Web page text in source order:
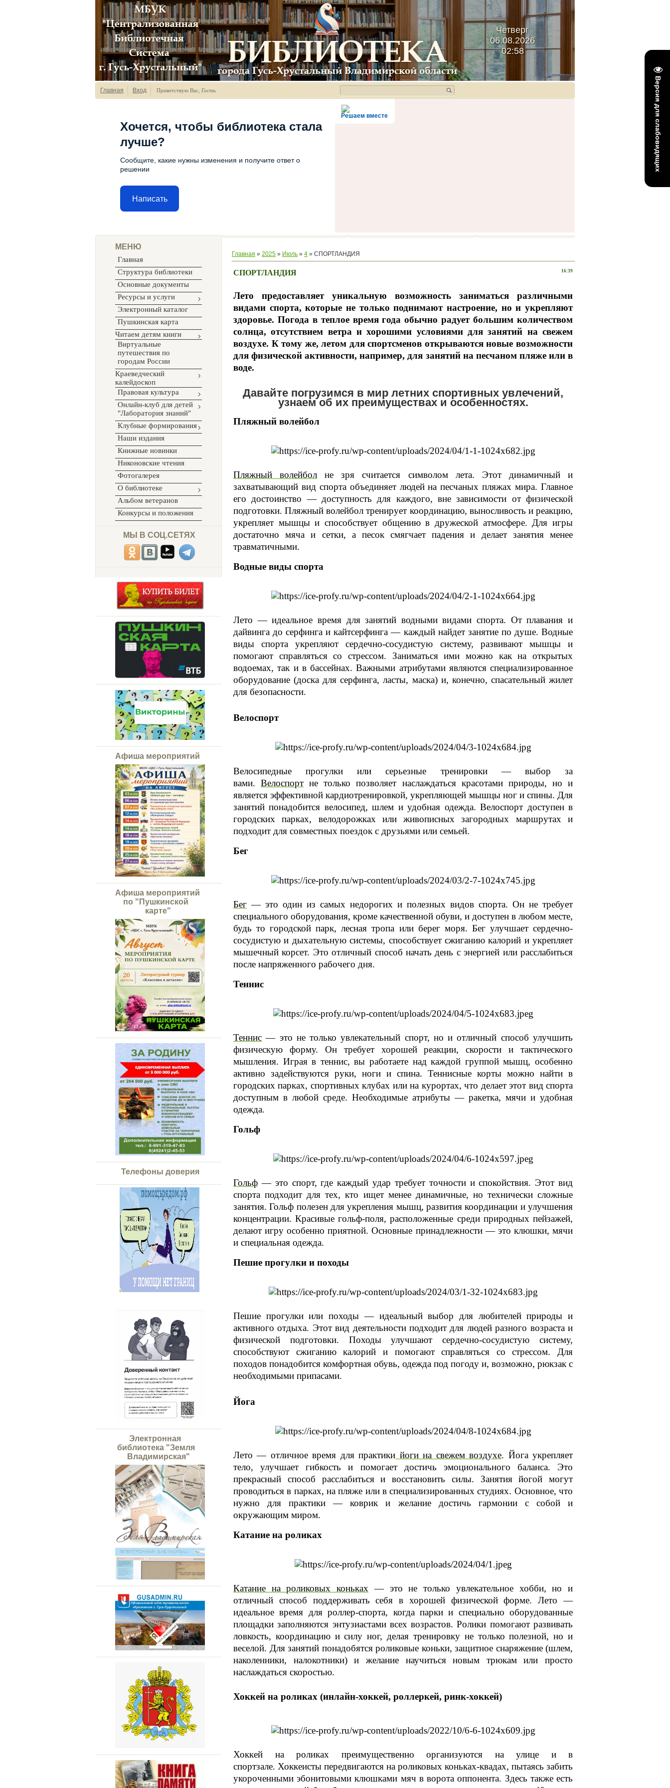
Версия для слабовидящих
Четверг
06.08.2026
02:58
Главная Вход Приветствую Вас Гость
Решаем вместе
Хочется, чтобы библиотека стала
лучше?
Сообщите, какие нужны изменения и получите ответ о
решении
Написать
МЕНЮ
Главная
Структура библиотеки
Основные документы
Ресурсы и услуги
Электронный каталог
Пушкинская карта
Читаем детям книги
Виртуальные
путешествия по
городам России
Краеведческий
калейдоскоп
Правовая культура
Онлайн-клуб для детей
"Лаборатория знаний"
Клубные формирования
Наши издания
Книжные новинки
Никоновские чтения
Фотогалерея
О библиотеке
Альбом ветеранов
Конкурсы и положения
МЫ В СОЦ.СЕТЯХ
Афиша мероприятий
Афиша мероприятий
по "Пушкинской
карте"
Телефоны доверия
Электронная
библиотека "Земля
Владимирская"
Главная » 2025 » Июль » 4 » СПОРТЛАНДИЯ
16:39
СПОРТЛАНДИЯ
Лето предоставляет уникальную возможность заниматься различными
видами спорта, которые не только поднимают настроение, но и укрепляют
здоровье. Погода в теплое время года обычно радует большим количеством
солнца, отсутствием ветра и хорошими условиями для занятий на свежем
воздухе. К тому же, летом для спортсменов открываются новые возможности
для физической активности, например, для занятий на песчаном пляже или в
воде.
Давайте погрузимся в мир летних спортивных увлечений,
узнаем об их преимуществах и особенностях.
Пляжный волейбол
Пляжный волейбол не зря считается символом лета. Этот динамичный и
захватывающий вид спорта объединяет людей на песчаных пляжах мира. Главное
его достоинство — доступность для каждого, вне зависимости от физической
подготовки. Пляжный волейбол тренирует координацию, выносливость и реакцию,
укрепляет мышцы и способствует общению в дружеской атмосфере. Для игры
достаточно мяча и сетки, а песок смягчает падения и делает занятия менее
травматичными.
Водные виды спорта
Лето — идеальное время для занятий водными видами спорта. От плавания и
дайвинга до серфинга и кайтсерфинга — каждый найдет занятие по душе. Водные
виды спорта укрепляют сердечно-сосудистую систему, развивают мышцы и
помогают справляться со стрессом. Заниматься ими можно как на открытых
водоемах, так и в бассейнах. Важными атрибутами являются специализированное
оборудование (доска для серфинга, ласты, маска) и, конечно, спасательный жилет
для безопасности.
Велоспорт
Велосипедные прогулки или серьезные тренировки — выбор за
вами.Велоспорт не только позволяет наслаждаться красотами природы, но и
является эффективной кардиотренировкой, укрепляющей мышцы ног и спины. Для
занятий понадобится велосипед, шлем и удобная одежда. Велоспорт доступен в
городских парках, велодорожках или живописных загородных маршрутах и
подходит для совместных поездок с друзьями или семьей.
Бег
Бег — это один из самых недорогих и полезных видов спорта. Он не требует
специального оборудования, кроме качественной обуви, и доступен в любом месте,
будь то городской парк, лесная тропа или берег моря. Бег улучшает сердечно-
сосудистую и дыхательную системы, способствует сжиганию калорий и укрепляет
мышечный корсет. Это отличный способ начать день с энергией или расслабиться
после напряженного рабочего дня.
Теннис
Теннис — это не только увлекательный спорт, но и отличный способ улучшить
физическую форму. Он требует хорошей реакции, скорости и тактического
мышления. Играя в теннис, вы работаете над каждой группой мышц, особенно
активно задействуются руки, ноги и спина. Теннисные корты можно найти в
городских парках, спортивных клубах или на курортах, что делает этот вид спорта
доступным в любой среде. Необходимые атрибуты — ракетка, мячи и удобная
одежда.
Гольф
Гольф — это спорт, где каждый удар требует точности и спокойствия. Этот вид
спорта подходит для тех, кто ищет менее динамичные, но технически сложные
занятия. Гольф полезен для укрепления мышц, развития координации и улучшения
концентрации. Красивые гольф-поля, расположенные среди природных пейзажей,
делают игру особенно приятной. Основные принадлежности — это клюшки, мячи
и специальная одежда.
Пешие прогулки и походы
Пешие прогулки или походы — идеальный выбор для любителей природы и
активного отдыха. Этот вид деятельности подходит для людей разного возраста и
физической подготовки. Походы улучшают сердечно-сосудистую систему,
способствуют сжиганию калорий и помогают справляться со стрессом. Для
походов понадобится комфортная обувь, одежда под погоду и, возможно, рюкзак с
необходимыми припасами.
Йога
Лето — отличное время для практики йоги на свежем воздухе. Йога укрепляет
тело, улучшает гибкость и помогает достичь эмоционального баланса. Это
прекрасный способ расслабиться и восстановить силы. Занятия йогой могут
проводиться в парках, на пляже или в специализированных студиях. Основное, что
нужно для практики — коврик и желание достичь гармонии с собой и
окружающим миром.
Катание на роликах
Катание на роликовых коньках — это не только увлекательное хобби, но и
отличный способ поддерживать себя в хорошей физической форме. Лето —
идеальное время для роллер-спорта, когда парки и специально оборудованные
площадки заполняются энтузиастами всех возрастов. Ролики помогают развивать
ловкость, координацию и силу ног, делая тренировку не только полезной, но и
веселой. Для занятий понадобятся роликовые коньки, защитное снаряжение (шлем,
наколенники, налокотники) и желание научиться новым трюкам или просто
наслаждаться скоростью.
Хоккей на роликах (инлайн-хоккей, роллеркей, ринк-хоккей)
Хоккей на роликах преимущественно организуются на улице и в
спортзале. Хоккеисты передвигаются на роликовых коньках-квадах, пытаясь забить
укороченными эбонитовыми клюшками мяч в ворота оппонента. Здесь также есть